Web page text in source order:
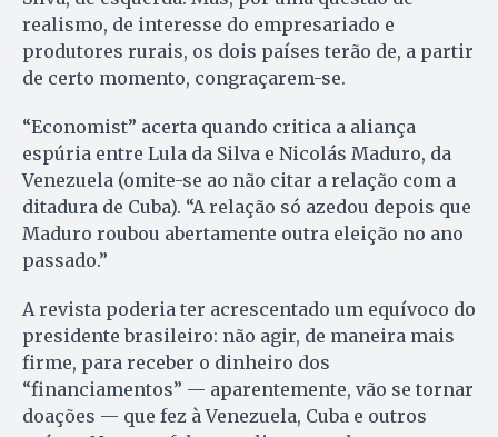
realismo, de interesse do empresariado e
produtores rurais, os dois países terão de, a partir
de certo momento, congraçarem-se.
“Economist” acerta quando critica a aliança
espúria entre Lula da Silva e Nicolás Maduro, da
Venezuela (omite-se ao não citar a relação com a
ditadura de Cuba). “A relação só azedou depois que
Maduro roubou abertamente outra eleição no ano
passado.”
A revista poderia ter acrescentado um equívoco do
presidente brasileiro: não agir, de maneira mais
firme, para receber o dinheiro dos
“financiamentos” — aparentemente, vão se tornar
doações — que fez à Venezuela, Cuba e outros